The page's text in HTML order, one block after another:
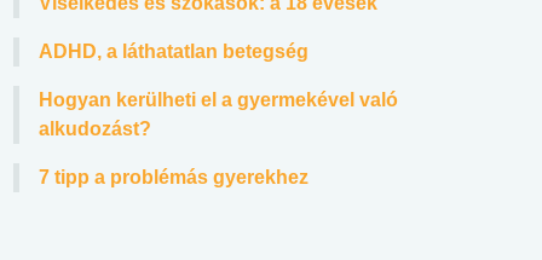
ADHD, a láthatatlan betegség
Hogyan kerülheti el a gyermekével való
alkudozást?
7 tipp a problémás gyerekhez